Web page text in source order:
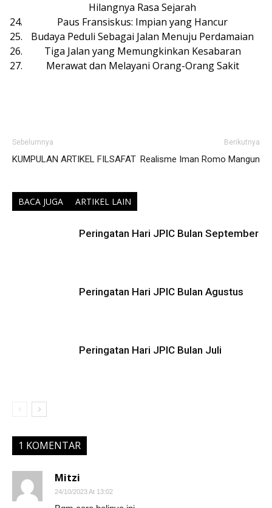
Hilangnya Rasa Sejarah
Paus Fransiskus: Impian yang Hancur
Budaya Peduli Sebagai Jalan Menuju Perdamaian
Tiga Jalan yang Memungkinkan Kesabaran
Merawat dan Melayani Orang-Orang Sakit
Sebelumnya
KUMPULAN ARTIKEL FILSAFAT
Berikutnya
Realisme Iman Romo Mangun
BACA JUGA ARTIKEL LAIN
Peringatan Hari JPIC Bulan September
Peringatan Hari JPIC Bulan Agustus
Peringatan Hari JPIC Bulan Juli
1 KOMENTAR
Mitzi
24/10/2023 At 13:02